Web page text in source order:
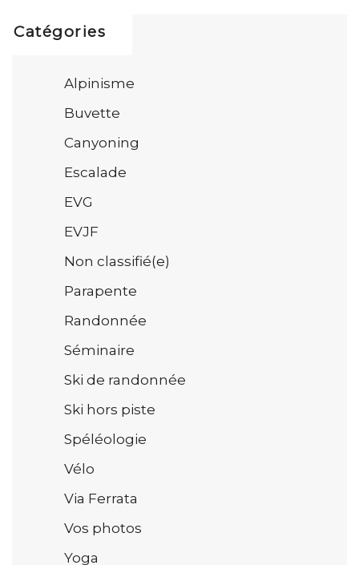
Catégories
Alpinisme
Buvette
Canyoning
Escalade
EVG
EVJF
Non classifié(e)
Parapente
Randonnée
Séminaire
Ski de randonnée
Ski hors piste
Spéléologie
Vélo
Via Ferrata
Vos photos
Yoga